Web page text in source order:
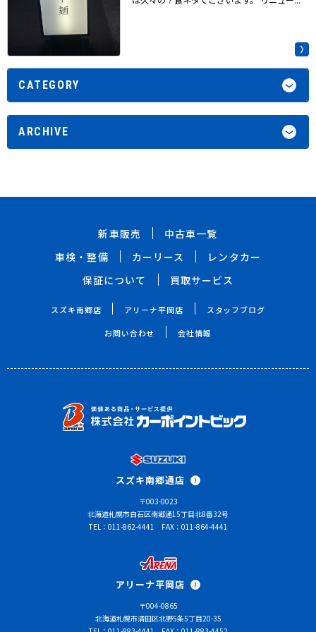
CATEGORY
ARCHIVE
新車販売
中古車一覧
車検・整備
カーリース
レンタカー
保証について
買取サービス
スズキ南郷店 アリーナ平岡店 スタッフブログ
お問い合わせ 会社情報
スズキ南郷通店
〒003-0023
北海道札幌市白石区南郷通15丁目北8番32号
TEL：011-862-4441
FAX：011-864-4441
アリーナ平岡店
〒004-0865
北海道札幌市清田区北野5条5丁目20-35